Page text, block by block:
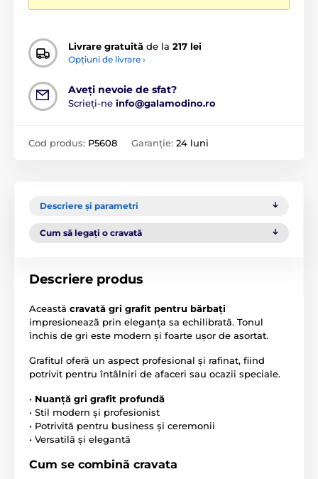
Livrare gratuită de la 217 lei
Opțiuni de livrare ›
Aveți nevoie de sfat?
Scrieți-ne info@galamodino.ro
Cod produs: P5608 Garanție: 24 luni
Descriere și parametri
Cum să legați o cravată
Descriere produs
Această cravată gri grafit pentru bărbați
impresionează prin eleganța sa echilibrată. Tonul
închis de gri este modern și foarte ușor de asortat.
Grafitul oferă un aspect profesional și rafinat, fiind
potrivit pentru întâlniri de afaceri sau ocazii speciale.
• Nuanță gri grafit profundă
• Stil modern și profesionist
• Potrivită pentru business și ceremonii
• Versatilă și elegantă
Cum se combină cravata